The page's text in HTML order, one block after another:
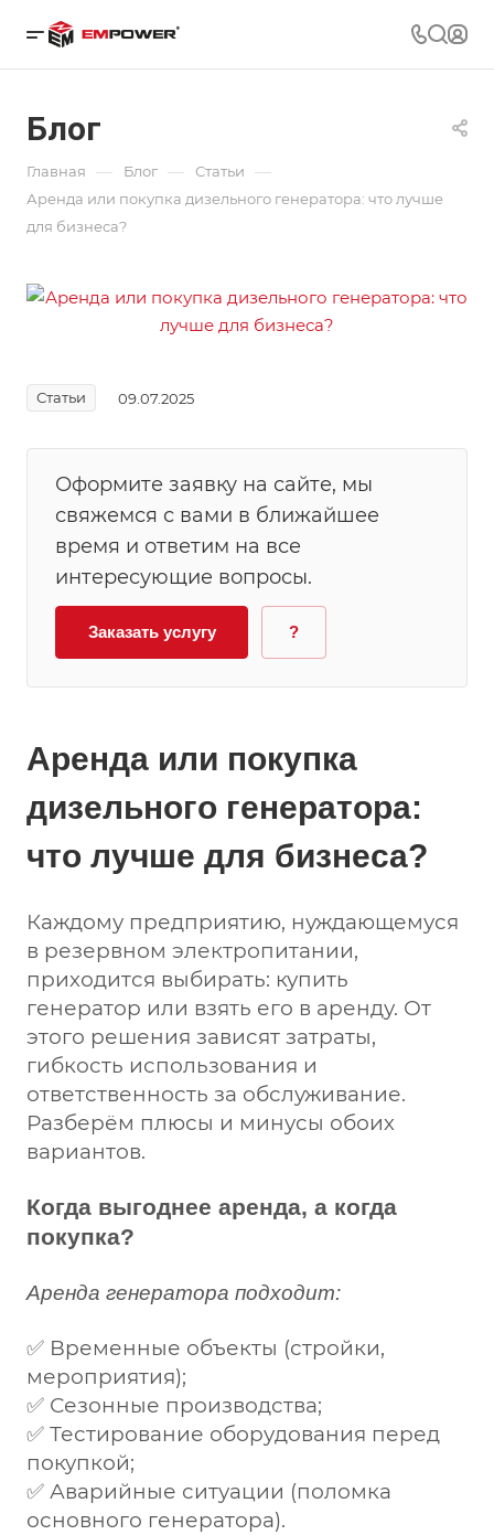
Блог
Главная — Блог — Статьи —
Аренда или покупка дизельного генератора: что лучше
для бизнеса?
Статьи 09.07.2025
Оформите заявку на сайте, мы
свяжемся с вами в ближайшее
время и ответим на все
интересующие вопросы.
Заказать услугу ?
Аренда или покупка
дизельного генератора:
что лучше для бизнеса?
Каждому предприятию, нуждающемуся
в резервном электропитании,
приходится выбирать: купить
генератор или взять его в аренду. От
этого решения зависят затраты,
гибкость использования и
ответственность за обслуживание.
Разберём плюсы и минусы обоих
вариантов.
Когда выгоднее аренда, а когда
покупка?
Аренда генератора подходит:
✅ Временные объекты (стройки,
мероприятия);
✅ Сезонные производства;
✅ Тестирование оборудования перед
покупкой;
✅ Аварийные ситуации (поломка
основного генератора).